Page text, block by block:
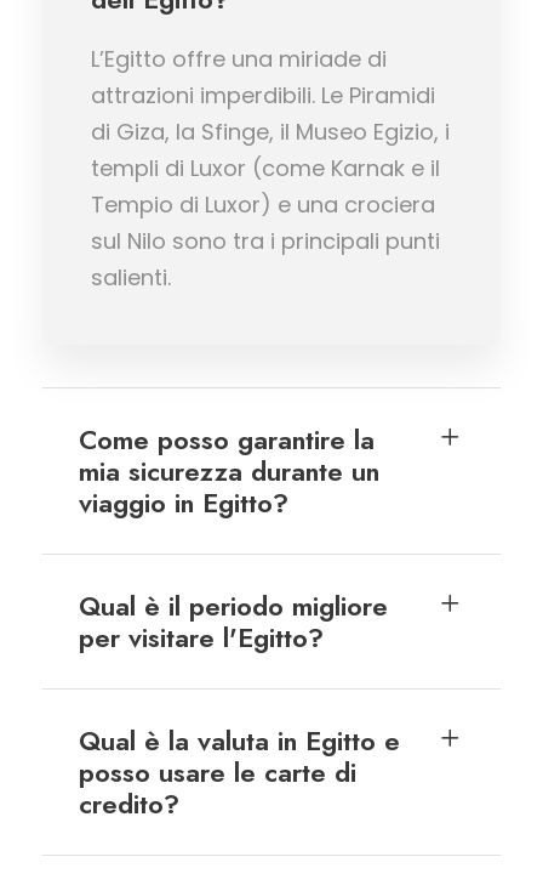
L’Egitto offre una miriade di
attrazioni imperdibili. Le Piramidi
di Giza, la Sfinge, il Museo Egizio, i
templi di Luxor (come Karnak e il
Tempio di Luxor) e una crociera
sul Nilo sono tra i principali punti
salienti.
Come posso garantire la
mia sicurezza durante un
viaggio in Egitto?
Qual è il periodo migliore
per visitare l'Egitto?
Qual è la valuta in Egitto e
posso usare le carte di
credito?